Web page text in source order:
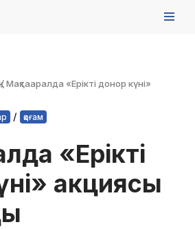
/Мақтааралда «Ерікті донор күні»
/ қоғам
«Ерікті
акциясы